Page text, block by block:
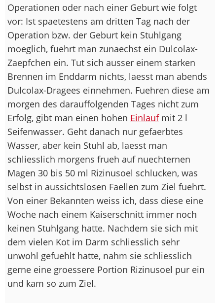
Operationen oder nach einer Geburt wie folgt
vor: Ist spaetestens am dritten Tag nach der
Operation bzw. der Geburt kein Stuhlgang
moeglich, fuehrt man zunaechst ein Dulcolax-
Zaepfchen ein. Tut sich ausser einem starken
Brennen im Enddarm nichts, laesst man abends
Dulcolax-Dragees einnehmen. Fuehren diese am
morgen des darauffolgenden Tages nicht zum
Erfolg, gibt man einen hohen Einlaufmit 2 l
Seifenwasser. Geht danach nur gefaerbtes
Wasser, aber kein Stuhl ab, laesst man
schliesslich morgens frueh auf nuechternen
Magen 30 bis 50 ml Rizinusoel schlucken, was
selbst in aussichtslosen Faellen zum Ziel fuehrt.
Von einer Bekannten weiss ich, dass diese eine
Woche nach einem Kaiserschnitt immer noch
keinen Stuhlgang hatte. Nachdem sie sich mit
dem vielen Kot im Darm schliesslich sehr
unwohl gefuehlt hatte, nahm sie schliesslich
gerne eine groessere Portion Rizinusoel pur ein
und kam so zum Ziel.